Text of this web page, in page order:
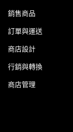
銷售商品
訂單與運送
商店設計
行銷與轉換
商店管理